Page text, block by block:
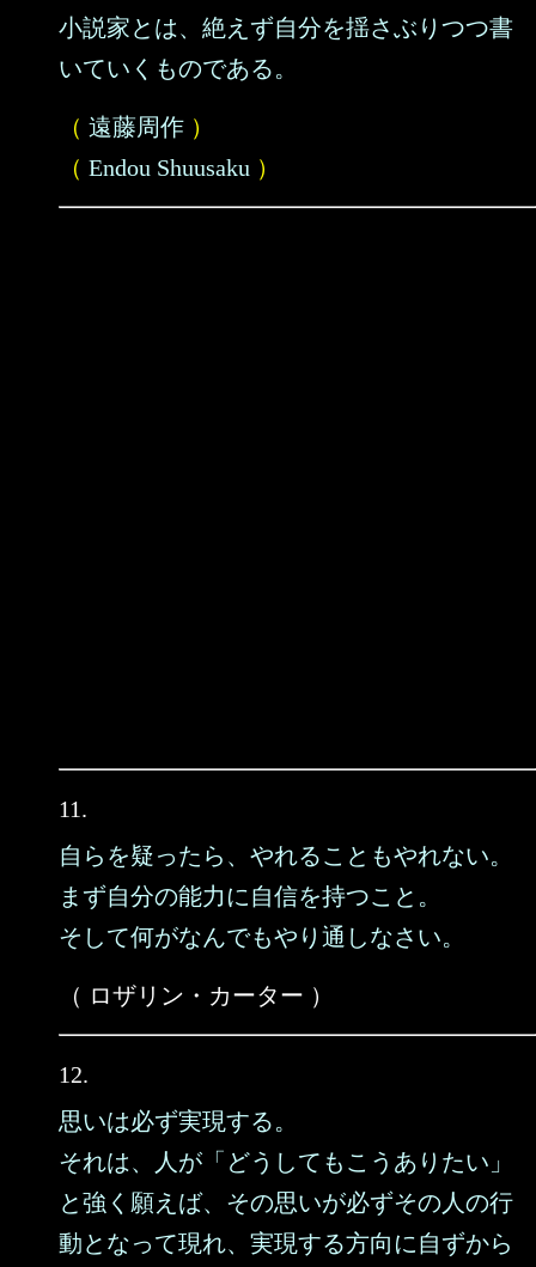
小説家とは、絶えず自分を揺さぶりつつ書
いていくものである。
（ 遠藤周作 ）
（ Endou Shuusaku ）
11.
自らを疑ったら、やれることもやれない。
まず自分の能力に自信を持つこと。
そして何がなんでもやり通しなさい。
（ ロザリン・カーター ）
12.
思いは必ず実現する。
それは、人が「どうしてもこうありたい」
と強く願えば、その思いが必ずその人の行
動となって現れ、実現する方向に自ずから